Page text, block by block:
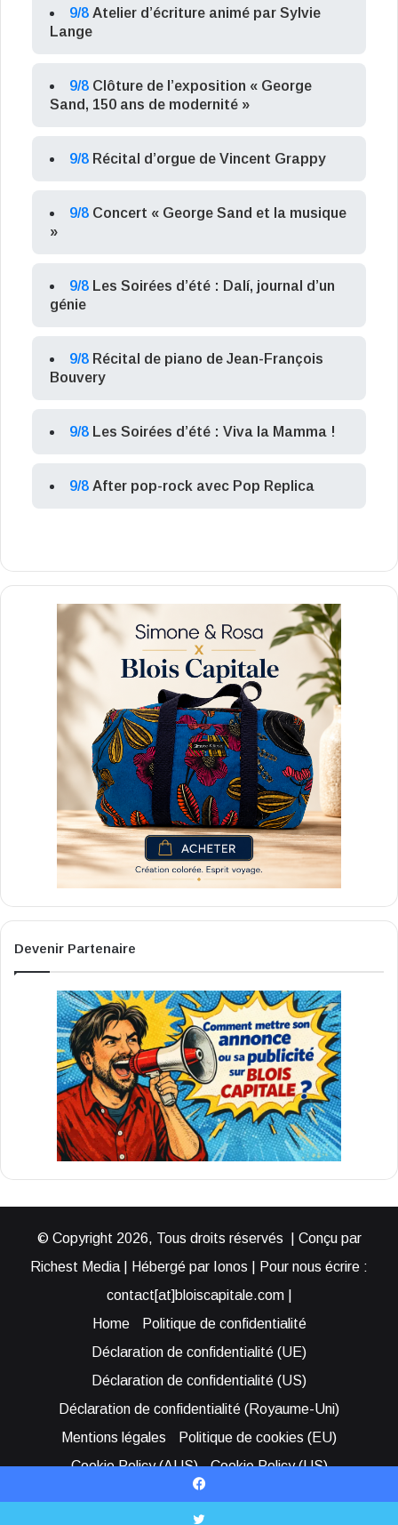
9/8 Atelier d’écriture animé par Sylvie
Lange
9/8 Clôture de l’exposition « George
Sand, 150 ans de modernité »
9/8 Récital d’orgue de Vincent Grappy
9/8 Concert « George Sand et la musique
»
9/8 Les Soirées d’été : Dalí, journal d’un
génie
9/8 Récital de piano de Jean-François
Bouvery
9/8 Les Soirées d’été : Viva la Mamma !
9/8 After pop-rock avec Pop Replica
Devenir Partenaire
© Copyright 2026, Tous droits réservés | Conçu par
Richest Media | Hébergé par Ionos | Pour nous écrire :
contact[at]bloiscapitale.com |
Home
Politique de confidentialité
Déclaration de confidentialité (UE)
Déclaration de confidentialité (US)
Déclaration de confidentialité (Royaume-Uni)
Mentions légales
Politique de cookies (EU)
Cookie Policy (AUS)
Cookie Policy (US)
Participer à Blois Capitale
Facebook